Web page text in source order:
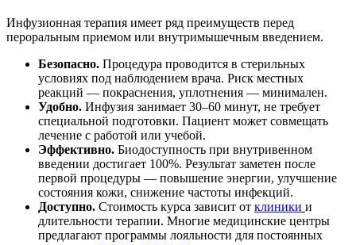
Инфузионная терапия имеет ряд преимуществ перед
пероральным приемом или внутримышечным введением.
Безопасно. Процедура проводится в стерильных
условиях под наблюдением врача. Риск местных
реакций — покраснения, уплотнения — минимален.
Удобно. Инфузия занимает 30–60 минут, не требует
специальной подготовки. Пациент может совмещать
лечение с работой или учебой.
Эффективно. Биодоступность при внутривенном
введении достигает 100%. Результат заметен после
первой процедуры — повышение энергии, улучшение
состояния кожи, снижение частоты инфекций.
Доступно. Стоимость курса зависит от клиники и
длительности терапии. Многие медицинские центры
предлагают программы лояльности для постоянных